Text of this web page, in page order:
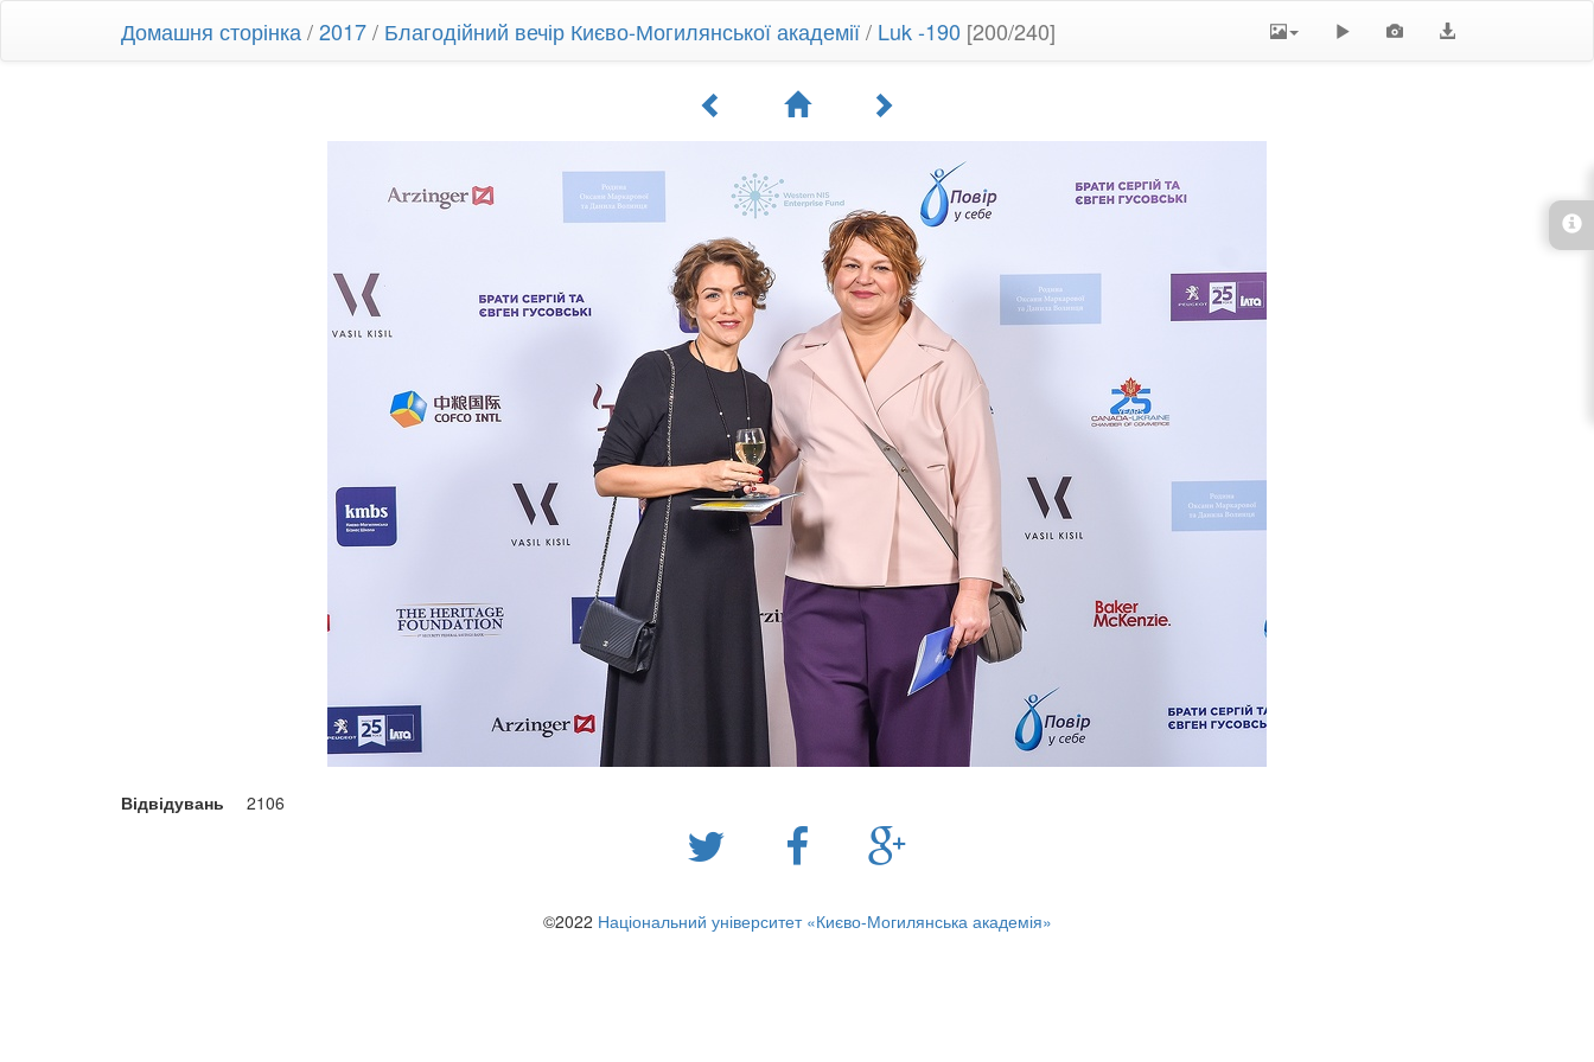
Домашня сторінка /2017/ Благодійний вечір Києво-Могилянської академії/ Luk -190 [200/240]
Відвідувань 2106
©2022 Національний університет «Києво-Могилянська академія»